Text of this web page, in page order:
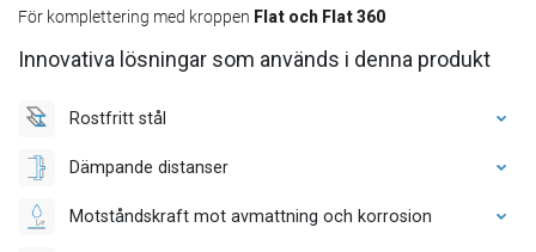
För komplettering med kroppen Flat och Flat 360
Innovativa lösningar som används i denna produkt
Rostfritt stål
Dämpande distanser
Motståndskraft mot avmattning och korrosion